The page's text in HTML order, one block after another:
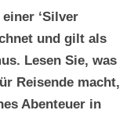
‘Silver
und gilt als
Lesen Sie, was
Reisende macht,
Abenteuer in